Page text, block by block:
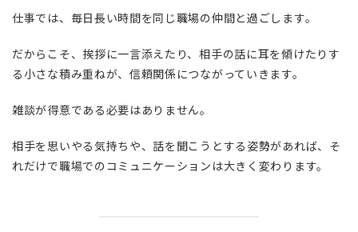
仕事では、毎日長い時間を同じ職場の仲間と過ごします。
だからこそ、挨拶に一言添えたり、相手の話に耳を傾けたりす
る小さな積み重ねが、信頼関係につながっていきます。
雑談が得意である必要はありません。
相手を思いやる気持ちや、話を聞こうとする姿勢があれば、そ
れだけで職場でのコミュニケーションは大きく変わります。